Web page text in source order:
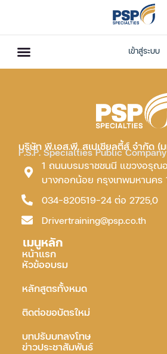
เข้าสู่ระบบ
บริษัท พี.เอส.พี. สเปเชียลตี้ส์ จำกัด (
P.S.P. Specialties Public
1 ถนนบรมราชชนนี แขวงอรุณ
บางกอกน้อย กรุงเทพมหานคร
034-820519-24 ต่อ 2725,0
Drivertraining@psp.co.th
เมนูหลัก
หน้าแรก
หัวข้ออบรม
หลักสูตรทั้งหมด
ติดต่อขอบัตรใหม่
บทปรับบทลงโทษ
ข่าวประชาสัมพันธ์